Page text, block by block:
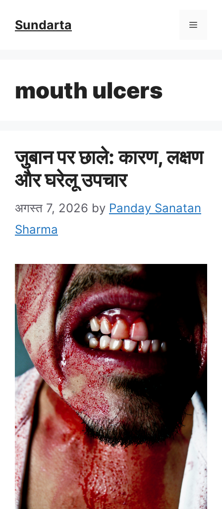
Sundarta Menu
mouth ulcers
जुुबान पर छाले: कारण, लक्षण
और घरेलू उपचार
अगस्त 7, 2026 by Panday Sanatan
Sharma